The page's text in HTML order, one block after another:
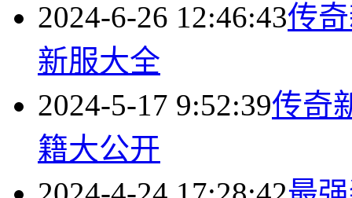
2024-6-26 12:46:43传
新服大全
2024-5-17 9:52:39传奇
籍大公开